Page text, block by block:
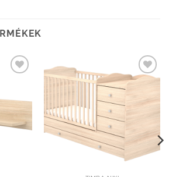
Kedvenceimhez
adom